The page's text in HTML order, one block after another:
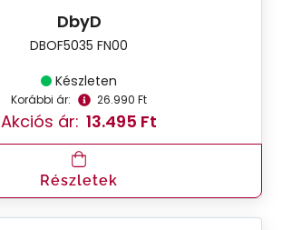
DbyD
DBOF5035 FN00
Készleten
Korábbi ár: 26.990 Ft
Akciós ár: 13.495 Ft
Részletek